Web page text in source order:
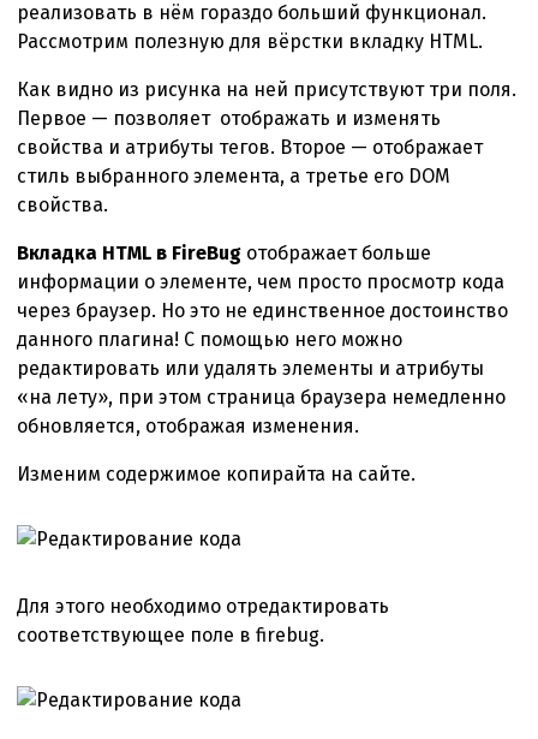
реализовать в нём гораздо больший функционал.
Рассмотрим полезную для вёрстки вкладку HTML.
Как видно из рисунка на ней присутствуют три поля.
Первое — позволяет отображать и изменять
свойства и атрибуты тегов. Второе — отображает
стиль выбранного элемента, а третье его DOM
свойства.
Вкладка HTML в FireBug отображает больше
информации о элементе, чем просто просмотр кода
через браузер. Но это не единственное достоинство
данного плагина! С помощью него можно
редактировать или удалять элементы и атрибуты
«на лету», при этом страница браузера немедленно
обновляется, отображая изменения.
Изменим содержимое копирайта на сайте.
Для этого необходимо отредактировать
соответствующее поле в firebug.